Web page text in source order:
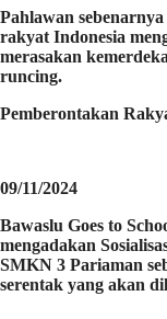
Pahlawan
rakyat Indonesia
merasakan
runcing.
Pemberontakan
09/11/2024
Bawaslu Goes to
mengadakan
SMKN 3 Pariaman
serentak yang akan